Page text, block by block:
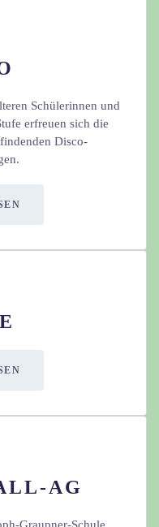
Schülerinnen und
erfreuen sich die
Disco-
AG